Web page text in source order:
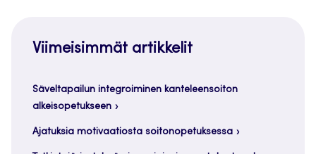
Viimeisimmät artikkelit
Säveltapailun integroiminen kanteleensoiton
alkeisopetukseen
Ajatuksia motivaatiosta soitonopetuksessa